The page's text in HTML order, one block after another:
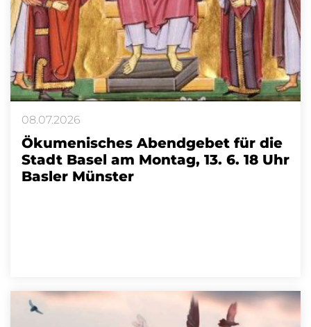
08.07.2026
Ökumenisches Abendgebet für die
Stadt Basel am Montag, 13. 6. 18 Uhr
Basler Münster